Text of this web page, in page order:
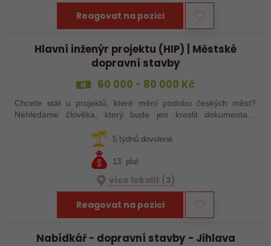
Reagovat na pozici
Hlavní inženýr projektu (HIP) | Městské
dopravní stavby
60 000 - 80 000 Kč
Chcete stát u projektů, které mění podobu českých měst?
Nehledáme člověka, který bude jen kreslit dokumentaci.
koordinovat celý projekt od…5 týdnů dovolené
13. plat
více lokalit (2)
Reagovat na pozici
Nabídkář - dopravní stavby - Jihlava